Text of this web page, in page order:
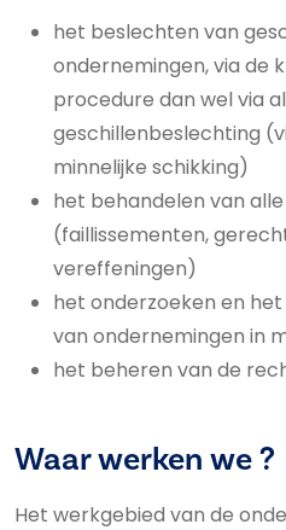
het beslechten van
ondernemingen, via de
procedure dan wel via
geschillenbeslechting
minnelijke schikking)
het behandelen van
(faillissementen,
vereffeningen)
het onderzoeken en
van ondernemingen in
het beheren van de
Waar werken we ?
Het werkgebied van de